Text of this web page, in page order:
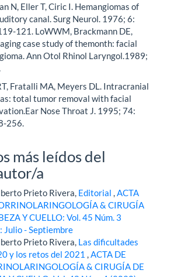
N, Eller T, Ciric I. Hemangiomas of
canal. Surg Neurol. 1976; 6:
121. LoWWM, Brackmann DE,
case study of themonth: facial
Ann Otol Rhinol Laryngol.1989;
Fratalli MA, Meyers DL. Intracranial
total tumor removal with facial
Nose Throat J. 1995; 74:
256.
más leídos del
a
Prieto Rivera, Editorial,ACTA
& CIRUGÍA
Y CUELLO: Vol. 45 Núm. 3
Julio - Septiembre
Prieto Rivera, Las dificultades
y los retos del 2021,ACTA DE
& CIRUGÍA DE